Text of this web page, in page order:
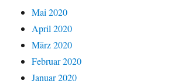
Mai 2020
April 2020
März 2020
Februar 2020
Januar 2020